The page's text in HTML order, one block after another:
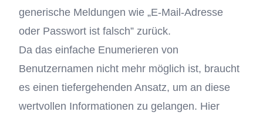
generische Meldungen wie „E-Mail-Adresse
oder Passwort ist falsch” zurück.
Da das einfache Enumerieren von
Benutzernamen nicht mehr möglich ist, braucht
es einen tiefergehenden Ansatz, um an diese
wertvollen Informationen zu gelangen. Hier